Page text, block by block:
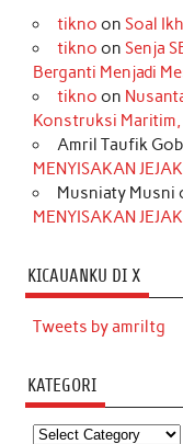
tikno on Soal
tikno on Senja
Berganti Menjadi
tikno on
Konstruksi Maritim,
Amril Taufik
MENYISAKAN
Musniaty Musni
MENYISAKAN
KICAUANKU DI X
Tweets by amriltg
KATEGORI
Kategori